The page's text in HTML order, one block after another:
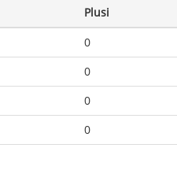
Plusi
0
0
0
0